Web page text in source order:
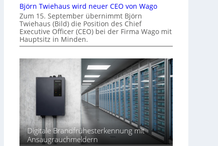
Björn Twiehaus wird neuer CEO von Wago
Zum 15. September übernimmt Björn
Twiehaus (Bild) die Position des Chief
Executive Officer (CEO) bei der Firma Wago mit
Hauptsitz in Minden.
Digitale Brandfrühesterkennung mit
Ansaugrauchmeldern